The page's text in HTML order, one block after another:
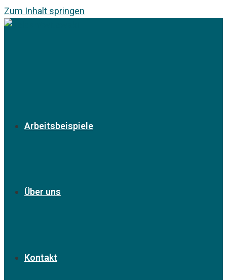
Zum Inhalt springen
Arbeitsbeispiele
Über uns
Kontakt